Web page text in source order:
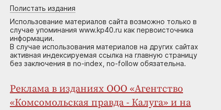
Полистать издания
Использование материалов сайта возможно только в
случае упоминания www.kp40.ru как первоисточника
информации.
В случае использования материалов на других сайтах
активная индексируемая ссылка на главную страницу
без заключения в no-index, no-follow обязательна.
Реклама в изданиях ООО «Агентство
«Комсомольская правда - Калуга» и на